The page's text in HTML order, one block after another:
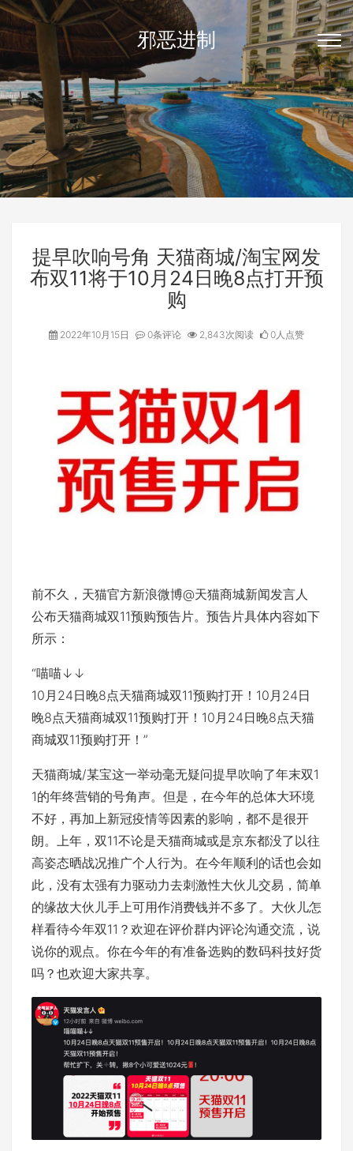
邪恶进制
提早吹响号角 天猫商城/淘宝网发
布双11将于10月24日晚8点打开预
购
2022年10月15日 0条评论 2,843次阅读 0人点赞
前不久，天猫官方新浪微博@天猫商城新闻发言人
公布天猫商城双11预购预告片。预告片具体内容如下
所示：
“喵喵↓↓
10月24日晚8点天猫商城双11预购打开！10月24日
晚8点天猫商城双11预购打开！10月24日晚8点天猫
商城双11预购打开！”
天猫商城/某宝这一举动毫无疑问提早吹响了年末双1
1的年终营销的号角声。但是，在今年的总体大环境
不好，再加上新冠疫情等因素的影响，都不是很开
朗。上年，双11不论是天猫商城或是京东都没了以往
高姿态晒战况推广个人行为。在今年顺利的话也会如
此，没有太强有力驱动力去刺激性大伙儿交易，简单
的缘故大伙儿手上可用作消费钱并不多了。大伙儿怎
样看待今年双11？欢迎在评价群内评论沟通交流，说
说你的观点。你在今年的有准备选购的数码科技好货
吗？也欢迎大家共享。